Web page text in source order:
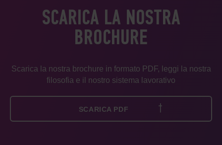
SCARICA LA NOSTRA
BROCHURE
Scarica la nostra brochure in formato PDF, leggi la nostra
filosofia e il nostro sistema lavorativo
SCARICA PDF